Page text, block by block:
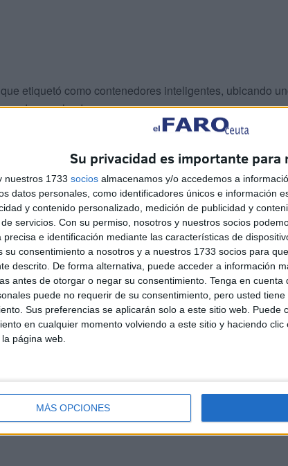
Su privacidad es importante para
nuestros 1733 socios almacenamos y/o accedemos a
datos personales, como identificadores únicos e información
y contenido personalizado, medición de publicidad y
servicios. Con su permiso, nosotros y nuestros socios
precisa e identificación mediante las características de
su consentimiento a nosotros y a nuestros 1733 socios para
descrito. De forma alternativa, puede acceder a información
antes de otorgar o negar su consentimiento. Tenga en cuenta
puede no requerir de su consentimiento, pero usted
Sus preferencias se aplicarán solo a este sitio web. Puede
en cualquier momento volviendo a este sitio y haciendo
página web.
MÁS OPCIONES
etiquetó como contenedores inteligentes, ubicando
y calzado.